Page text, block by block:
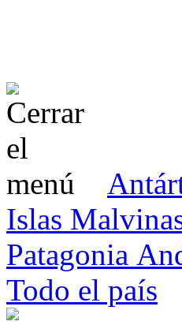
Islas
Patagonia
Todo el país